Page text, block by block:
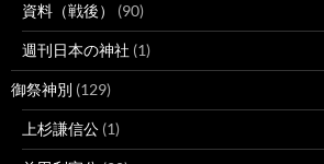
資料（戦後） (90)
週刊日本の神社 (1)
御祭神別 (129)
上杉謙信公 (1)